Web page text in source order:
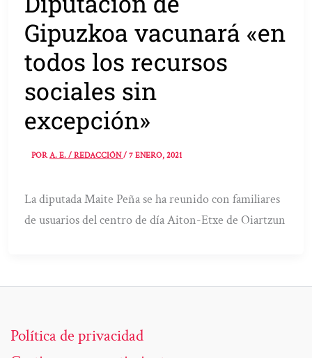
Gipuzkoa vacunará «en
todos los recursos
sociales sin
excepción»
PORA. E. / REDACCIÓN/7 ENERO, 2021
La diputada Maite Peña se ha reunido con familiares
de usuarios del centro de día Aiton-Etxe de Oiartzun
Política de privacidad